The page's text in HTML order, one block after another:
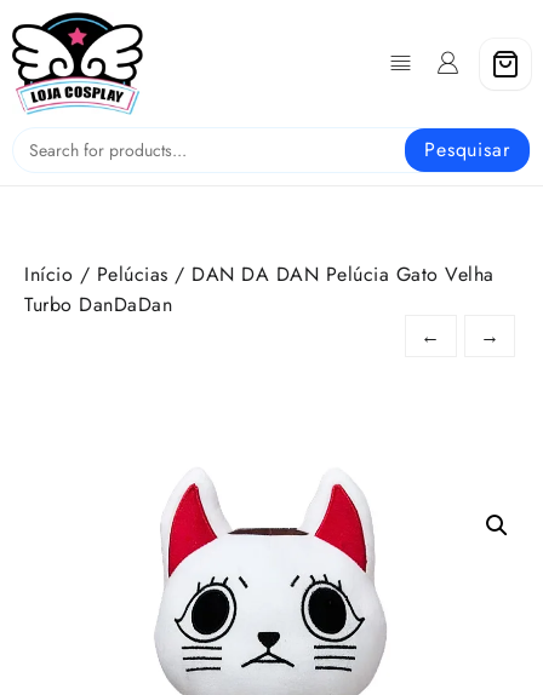
to
content
Pesquisar
Início / Pelúcias / DAN DA DAN Pelúcia Gato Velha
Turbo DanDaDan
←
→